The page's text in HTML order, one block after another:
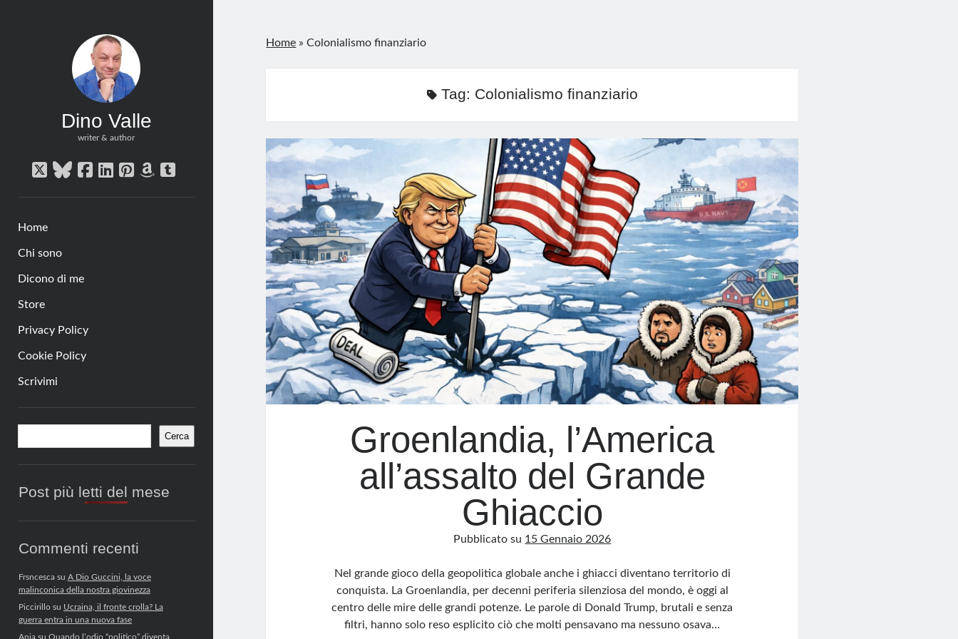
Dino Valle
writer & author
twitterbluesky
facebook
linkedin
pinterest
amazon
tumblr
Home
Chi sono
Dicono di me
Store
Privacy Policy
Cookie Policy
Scrivimi
Barra
laterale
Cerca
Post più letti del mese
Commenti recenti
Frsncescasu A Dio Guccini, la voce
malinconica della nostra giovinezza
Piccirillosu Ucraina, il fronte crolla? La
guerra entra in una nuova fase
Anjasu Quando l’odio “politico” diventa
Home »Colonialismo finanziario
Tag: Colonialismo finanziario
Groenlandia, l’America
all’assalto del Grande
Ghiaccio
Pubblicato su 15 Gennaio 2026
Nel grande gioco della geopolitica globale anche i ghiacci diventano territorio di
conquista. La Groenlandia, per decenni periferia silenziosa del mondo, è oggi al
centro delle mire delle grandi potenze. Le parole di Donald Trump, brutali e senza
filtri, hanno solo reso esplicito ciò che molti pensavano ma nessuno osava…